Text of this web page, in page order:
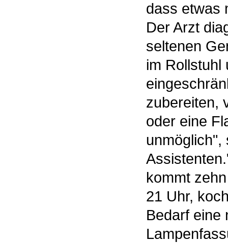
dass etwas
Der Arzt
seltenen
im Rollstuhl
zubereiten,
oder eine
unmöglich",
kommt
21 Uhr,
Bedarf eine